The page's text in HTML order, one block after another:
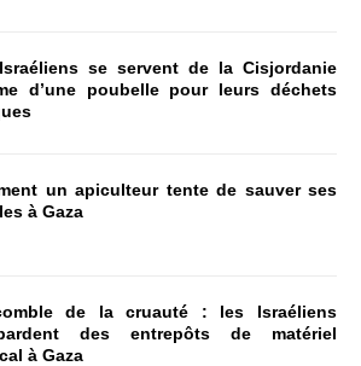
se servent de la Cisjordanie
d’une poubelle pour leurs déchets
un apiculteur tente de sauver ses
à Gaza
de la cruauté : les Israéliens
des entrepôts de matériel
à Gaza